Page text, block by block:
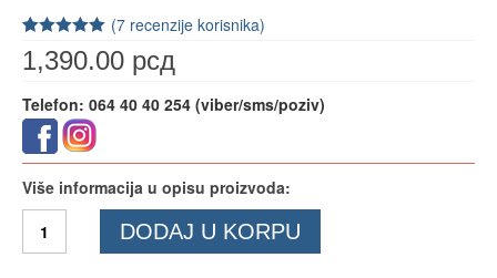
5.00od 5 na
osnovu
(7recenzije korisnika)
1,390.00 рсд
Telefon: 064 40 40 254 (viber/sms/poziv)
Više informacija u opisu proizvoda:
set
DODAJ U KORPU